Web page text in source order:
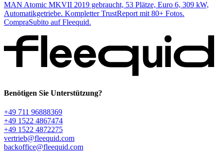
MAN Atomic MKVII 2019 gebraucht, 53 Plätze, Euro 6, 309 kW,
Automatikgetriebe. Kompletter TrustReport mit 80+ Fotos.
CompraSubito auf Fleequid.
Benötigen Sie Unterstützung?
+49 711 96888369
+49 1522 4867474
+49 1522 4872275
vertrieb@fleequid.com
backoffice@fleequid.com